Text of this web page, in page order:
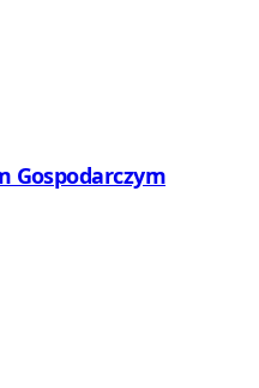
Gospodarczym